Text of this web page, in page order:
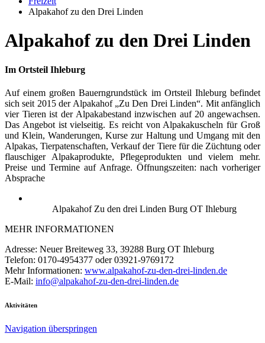
Alpakahof zu den Drei Linden
Alpakahof zu den Drei Linden
Im Ortsteil Ihleburg
Auf einem großen Bauerngrundstück im Ortsteil Ihleburg befindet
sich seit 2015 der Alpakahof „Zu Den Drei Linden“. Mit anfänglich
vier Tieren ist der Alpakabestand inzwischen auf 20 angewachsen.
Das Angebot ist vielseitig. Es reicht von Alpakakuscheln für Groß
und Klein, Wanderungen, Kurse zur Haltung und Umgang mit den
Alpakas, Tierpatenschaften, Verkauf der Tiere für die Züchtung oder
flauschiger Alpakaprodukte, Pflegeprodukten und vielem mehr.
Preise und Termine auf Anfrage. Öffnungszeiten: nach vorheriger
Absprache
Alpakahof Zu den drei Linden Burg OT Ihleburg
MEHR INFORMATIONEN
Adresse: Neuer Breiteweg 33, 39288 Burg OT Ihleburg
Telefon: 0170-4954377 oder 03921-9769172
Mehr Informationen: www.alpakahof-zu-den-drei-linden.de
E-Mail: info@alpakahof-zu-den-drei-linden.de
Aktivitäten
Navigation überspringen